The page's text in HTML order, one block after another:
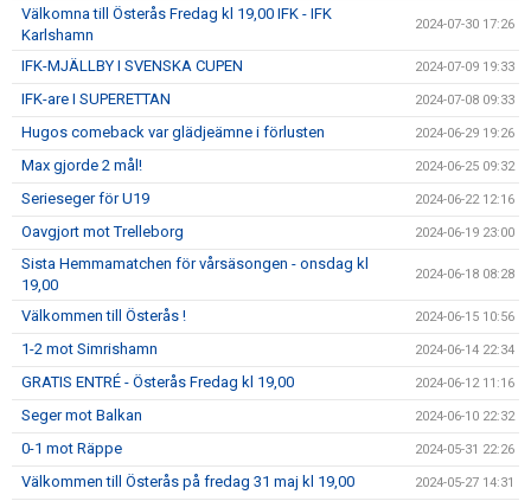
Välkomna till Österås Fredag kl 19,00 IFK - IFK
Karlshamn
2024-07-30 17:26
IFK-MJÄLLBY I SVENSKA CUPEN 2024-07-09 19:33
IFK-are I SUPERETTAN 2024-07-08 09:33
Hugos comeback var glädjeämne i förlusten 2024-06-29 19:26
Max gjorde 2 mål! 2024-06-25 09:32
Serieseger för U19 2024-06-22 12:16
Oavgjort mot Trelleborg 2024-06-19 23:00
Sista Hemmamatchen för vårsäsongen - onsdag kl
19,00
2024-06-18 08:28
Välkommen till Österås ! 2024-06-15 10:56
1-2 mot Simrishamn 2024-06-14 22:34
GRATIS ENTRÉ - Österås Fredag kl 19,00 2024-06-12 11:16
Seger mot Balkan 2024-06-10 22:32
0-1 mot Räppe 2024-05-31 22:26
Välkommen till Österås på fredag 31 maj kl 19,00 2024-05-27 14:31